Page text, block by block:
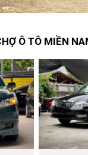
Ô TÔ MIỀN